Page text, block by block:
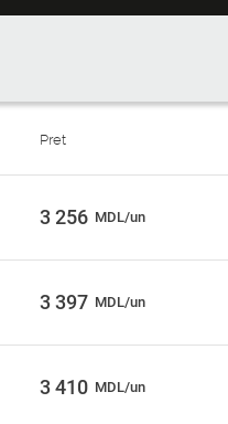
Pret
3 256 MDL/un
3 397 MDL/un
3 410 MDL/un